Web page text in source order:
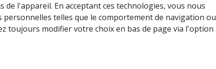
l'appareil. En acceptant ces technologies, vous nous
telles que le comportement de navigation ou
toujours modifier votre choix en bas de page via l'option